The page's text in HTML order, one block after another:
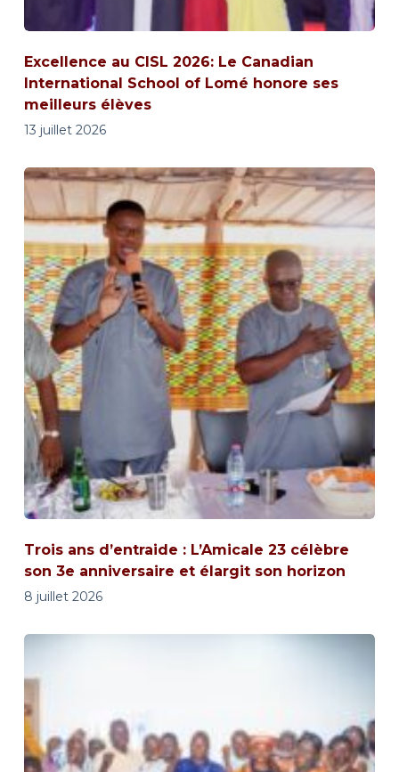
Excellence au CISL 2026: Le Canadian
International School of Lomé honore ses
meilleurs élèves
13 juillet 2026
Trois ans d’entraide : L’Amicale 23 célèbre
son 3e anniversaire et élargit son horizon
8 juillet 2026